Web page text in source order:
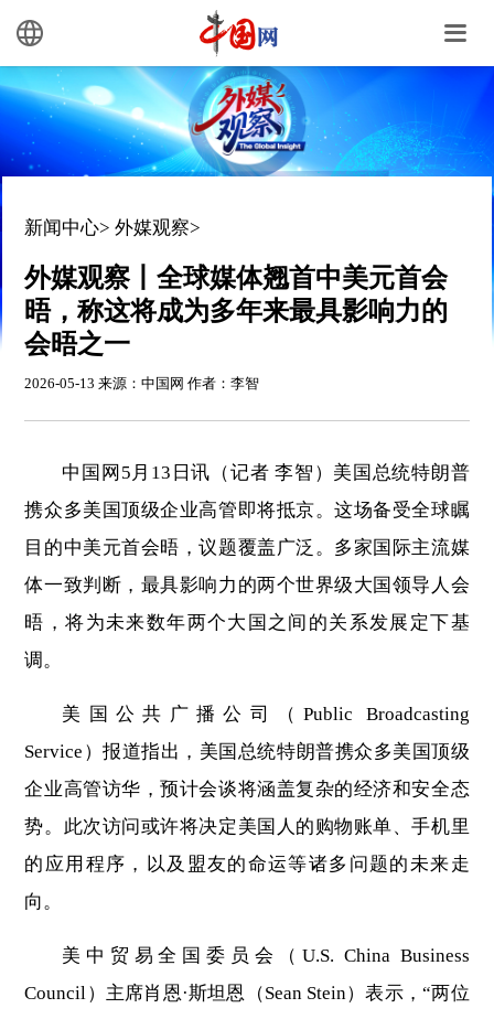
新闻中心> 外媒观察>
外媒观察丨全球媒体翘首中美元首会
晤，称这将成为多年来最具影响力的
会晤之一
2026-05-13 来源：中国网 作者：李智
中国网5月13日讯（记者 李智）美国总统特朗普
携众多美国顶级企业高管即将抵京。这场备受全球瞩
目的中美元首会晤，议题覆盖广泛。多家国际主流媒
体一致判断，最具影响力的两个世界级大国领导人会
晤，将为未来数年两个大国之间的关系发展定下基
调。
美国公共广播公司（Public Broadcasting
Service）报道指出，美国总统特朗普携众多美国顶级
企业高管访华，预计会谈将涵盖复杂的经济和安全态
势。此次访问或许将决定美国人的购物账单、手机里
的应用程序，以及盟友的命运等诸多问题的未来走
向。
美中贸易全国委员会（U.S. China Business
Council）主席肖恩·斯坦恩（Sean Stein）表示，“两位